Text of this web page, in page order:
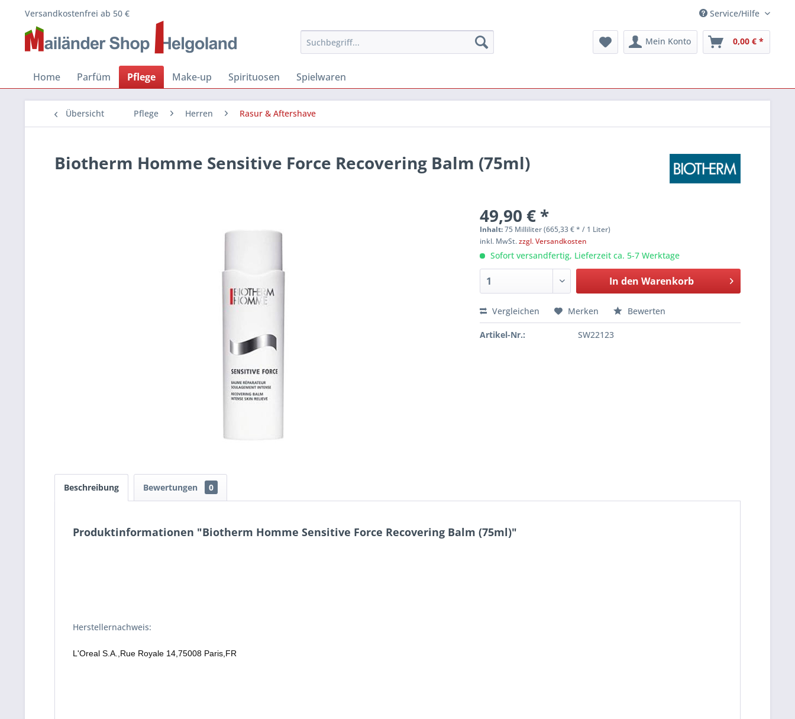
Versandkostenfrei ab 50 € Service/Hilfe
Mein Konto 0,00 € *
Home Parfüm Pflege Make-up Spirituosen Spielwaren
Übersicht Pflege Herren Rasur & Aftershave
Biotherm Homme Sensitive Force Recovering Balm (75ml)
49,90 € *
Inhalt:75 Milliliter (665,33 € * / 1 Liter)
inkl. MwSt.zzgl. Versandkosten
Sofort versandfertig, Lieferzeit ca. 5-7 Werktage
In den Warenkorb
Vergleichen Merken Bewerten
Artikel-Nr.: SW22123
Beschreibung Bewertungen 0
Produktinformationen "Biotherm Homme Sensitive Force Recovering Balm (75ml)"
Herstellernachweis:
L'Oreal S.A.,Rue Royale 14,75008 Paris,FR